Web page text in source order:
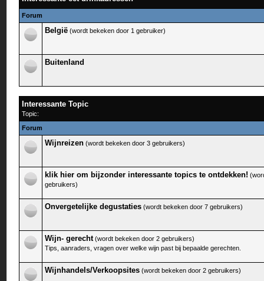
Forum
België (wordt bekeken door 1 gebruiker)
Buitenland
Interessante Topic
Topic:
Forum
Wijnreizen (wordt bekeken door 3 gebruikers)
klik hier om bijzonder interessante topics te ontdekken!
gebruikers)
Onvergetelijke degustaties (wordt bekeken door 7 gebruikers)
Wijn- gerecht (wordt bekeken door 2 gebruikers)
Tips, aanraders, vragen over welke wijn past bij bepaalde gerechten.
Wijnhandels/Verkoopsites (wordt bekeken door 2 gebruikers)